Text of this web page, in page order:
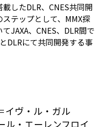
したDLR、CNES共同開
テップとして、MMX探
JAXA、CNES、DLR間で
DLRにて共同開発する事
イヴ・ル・ガル
ル・エーレンフロイ